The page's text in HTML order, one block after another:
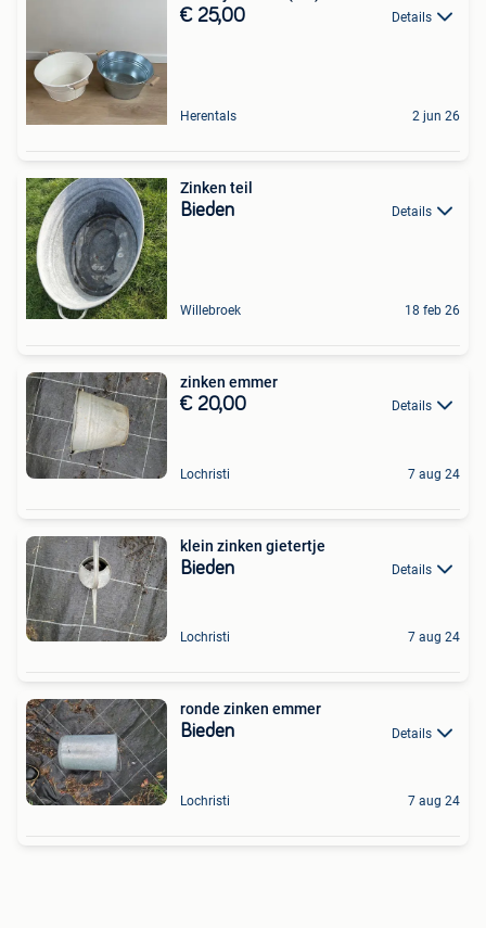
€ 25,00 Details
Herentals 2 jun 26
Zinken teil
Bieden Details
Willebroek 18 feb 26
zinken emmer
€ 20,00 Details
Lochristi 7 aug 24
klein zinken gietertje
Bieden Details
Lochristi 7 aug 24
ronde zinken emmer
Bieden Details
Lochristi 7 aug 24